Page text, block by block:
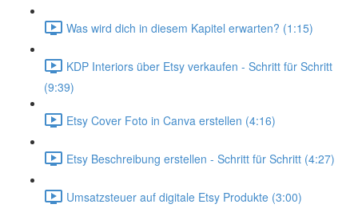
Was wird dich in diesem Kapitel erwarten? (1:15)
KDP Interiors über Etsy verkaufen - Schritt für Schritt
(9:39)
Etsy Cover Foto in Canva erstellen (4:16)
Etsy Beschreibung erstellen - Schritt für Schritt (4:27)
Umsatzsteuer auf digitale Etsy Produkte (3:00)